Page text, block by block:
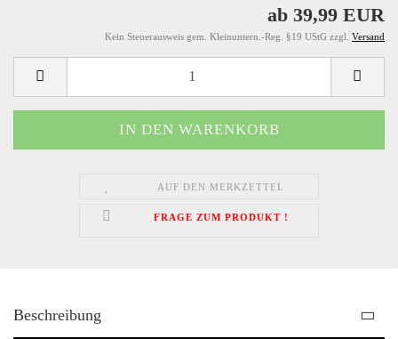
ab 39,99 EUR
Kein Steuerausweis gem. Kleinuntern.-Reg. §19 UStG zzgl. Versand
AUF DEN MERKZETTEL
FRAGE ZUM PRODUKT !
Beschreibung